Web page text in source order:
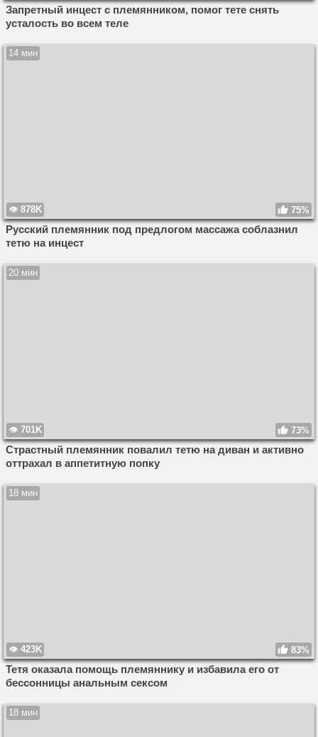
Запретный инцест с племянником, помог тете снять
усталость во всем теле
14 мин
878K 75%
Русский племянник под предлогом массажа соблазнил
тетю на инцест
20 мин
701K 73%
Страстный племянник повалил тетю на диван и активно
оттрахал в аппетитную попку
18 мин
423K 83%
Тетя оказала помощь племяннику и избавила его от
бессонницы анальным сексом
18 мин